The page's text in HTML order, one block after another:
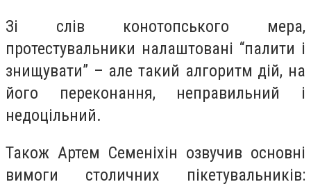
Зі слів конотопського мера,
протестувальники налаштовані “палити і
знищувати” – але такий алгоритм дій, на
його переконання, неправильний і
недоцільний.
Також Артем Семеніхін озвучив основні
вимоги столичних пікетувальників: